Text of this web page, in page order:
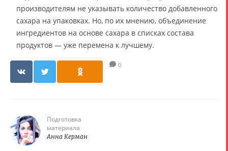
производителям не указывать количество добавленного
сахара на упаковках. Но, по их мнению, объединение
ингредиентов на основе сахара в списках состава
продуктов — уже перемена к лучшему.
0
Подготовка
материала
Анна Керман